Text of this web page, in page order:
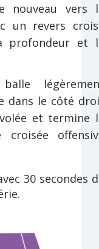
nouveau vers
un revers
profondeur et
dans le côté
et termine
30 secondes